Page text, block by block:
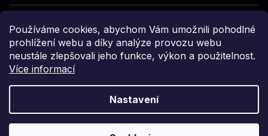
Používáme cookies, abychom Vám umožnili pohodlné
prohlížení webu a díky analýze provozu webu
neustále zlepšovali jeho funkce, výkon a použitelnost.
Více informací
Nastavení
Grafický návrh vytvořil a nakódoval